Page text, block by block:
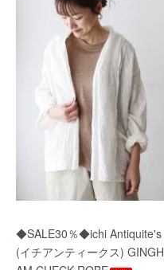
◆SALE30％◆ichi Antiquite's
(イチアンティークス) GINGH